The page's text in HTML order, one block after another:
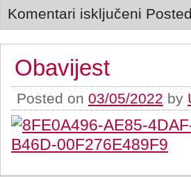
Komentari isključeni
Obavijest
Posted on 03/05/2022 by